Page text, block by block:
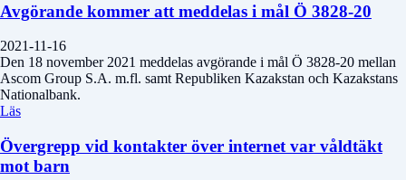
Avgörande kommer att meddelas i mål Ö 3828-20
2021-11-16
Den 18 november 2021 meddelas avgörande i mål Ö 3828-20 mellan
Ascom Group S.A. m.fl. samt Republiken Kazakstan och Kazakstans
Nationalbank.
Läs
Övergrepp vid kontakter över internet var våldtäkt
mot barn